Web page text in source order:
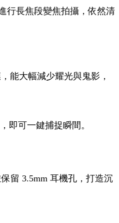
行長焦段變焦拍攝，依然清
能大幅減少耀光與鬼影，
即可一鍵捕捉瞬間。
留 3.5mm 耳機孔，打造沉